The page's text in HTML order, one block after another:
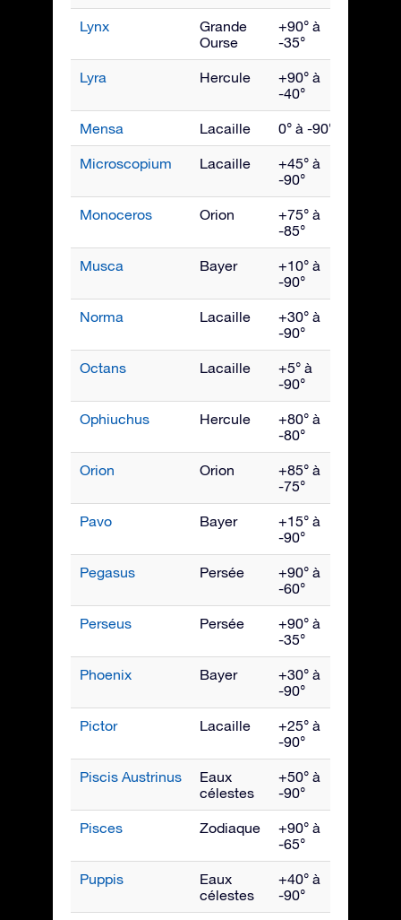
Lynx
Grande
Ourse
+90° à
-35°
Lyra Hercule
+90° à
-40°
Mensa Lacaille 0° à -90°
Microscopium Lacaille
+45° à
-90°
Monoceros Orion
+75° à
-85°
Musca Bayer
+10° à
-90°
Norma Lacaille
+30° à
-90°
Octans Lacaille
+5° à
-90°
Ophiuchus Hercule
+80° à
-80°
Orion Orion
+85° à
-75°
Pavo Bayer
+15° à
-90°
Pegasus Persée
+90° à
-60°
Perseus Persée
+90° à
-35°
Phoenix Bayer
+30° à
-90°
Pictor Lacaille
+25° à
-90°
Piscis Austrinus
Eaux
célestes
+50° à
-90°
Pisces Zodiaque
+90° à
-65°
Puppis
Eaux
célestes
+40° à
-90°